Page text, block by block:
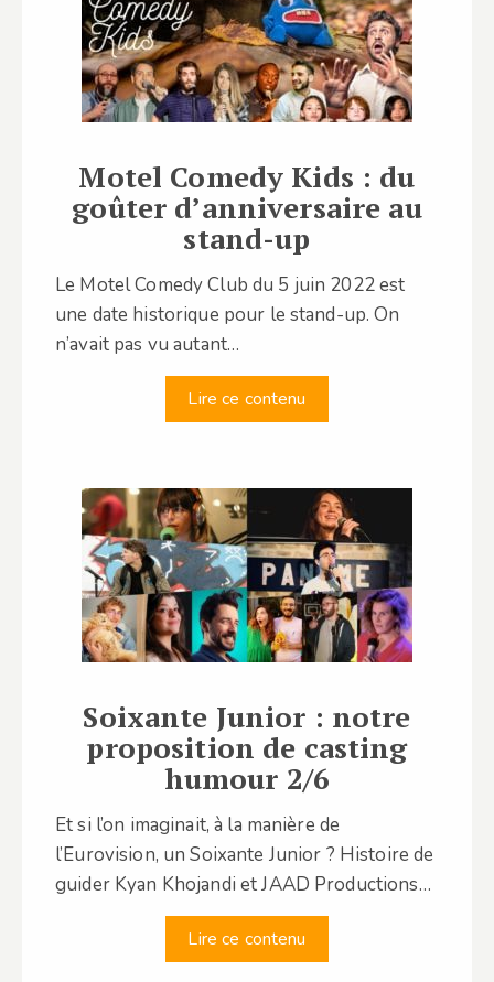
Motel Comedy Kids : du
goûter d’anniversaire au
stand-up
Le Motel Comedy Club du 5 juin 2022 est
une date historique pour le stand-up. On
n’avait pas vu autant…
Lire ce contenu
Soixante Junior : notre
proposition de casting
humour 2/6
Et si l’on imaginait, à la manière de
l’Eurovision, un Soixante Junior ? Histoire de
guider Kyan Khojandi et JAAD Productions…
Lire ce contenu